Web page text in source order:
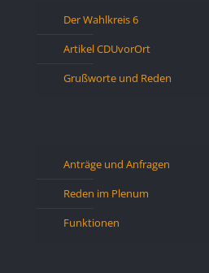
Der Wahlkreis 6
Artikel CDUvorOrt
Grußworte und Reden
Anträge und Anfragen
Reden im Plenum
Funktionen